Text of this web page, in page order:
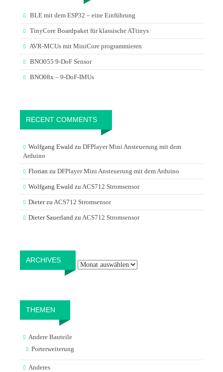
BLE mit dem ESP32 – eine Einführung
TinyCore Boardpaket für klassische ATtinys
AVR-MCUs mit MiniCore programmieren
BNO055 9-DoF Sensor
BNO08x – 9-DoF-IMUs
RECENT COMMENTS
Wolfgang Ewald zu DFPlayer Mini Ansteuerung mit dem
Arduino
Florian zu DFPlayer Mini Ansteuerung mit dem Arduino
Wolfgang Ewald zu ACS712 Stromsensor
Dieterzu ACS712 Stromsensor
Dieter Sauerland zu ACS712 Stromsensor
ARCHIVES
THEMEN
Andere Bauteile
Porterweiterung
Anderes